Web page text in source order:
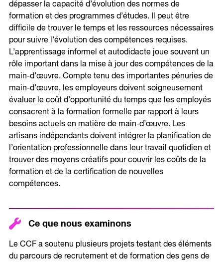
dépasser la capacité d’évolution des normes de
formation et des programmes d’études. Il peut être
difficile de trouver le temps et les ressources nécessaires
pour suivre l’évolution des compétences requises.
L’apprentissage informel et autodidacte joue souvent un
rôle important dans la mise à jour des compétences de la
main-d’œuvre. Compte tenu des importantes pénuries de
main-d’œuvre, les employeurs doivent soigneusement
évaluer le coût d’opportunité du temps que les employés
consacrent à la formation formelle par rapport à leurs
besoins actuels en matière de main-d’œuvre. Les
artisans indépendants doivent intégrer la planification de
l’orientation professionnelle dans leur travail quotidien et
trouver des moyens créatifs pour couvrir les coûts de la
formation et de la certification de nouvelles
compétences.
Ce que nous examinons
Le CCF a soutenu plusieurs projets testant des éléments
du parcours de recrutement et de formation des gens de